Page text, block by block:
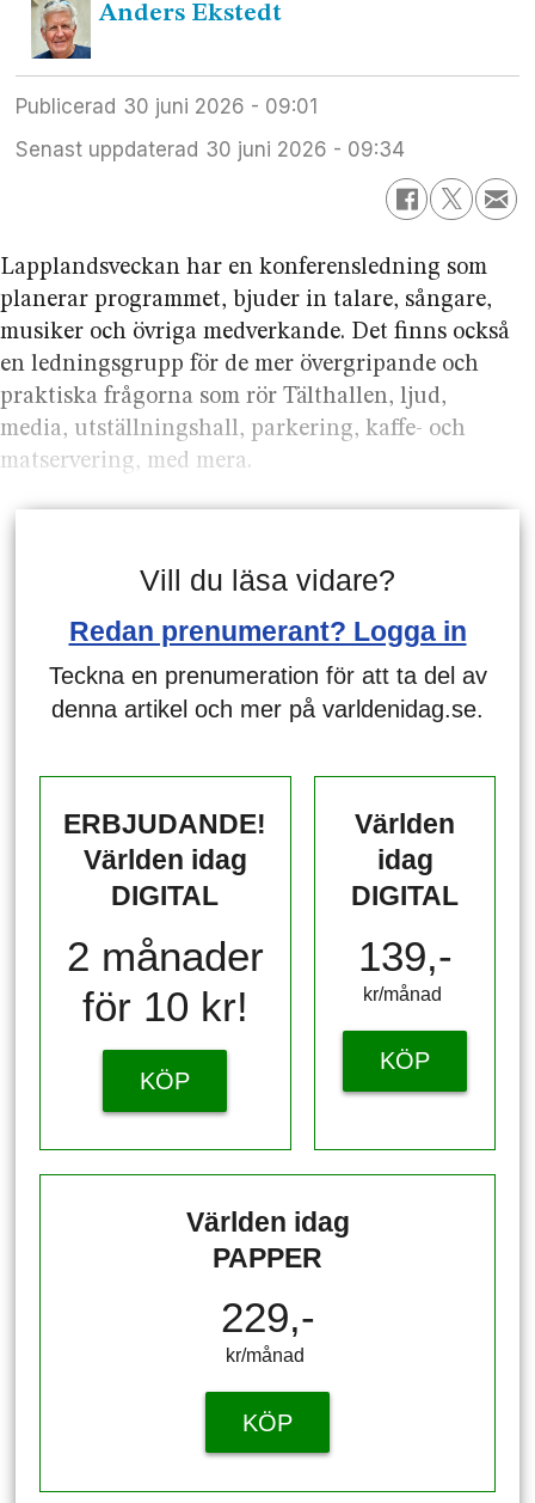
Anders Ekstedt
Publicerad
30 juni 2026 - 09:01
Senast uppdaterad
30 juni 2026 - 09:34
Lapplandsveckan har en konferens­ledning som
planerar programmet, bjuder in talare, sångare,
musiker och övriga medverkande. Det finns också
en lednings­grupp för de mer över­gripande och
praktiska frågorna som rör Tälthallen, ljud,
media, utställnings­hall, parkering, kaffe- och
mat­servering, med mera.
Vill du läsa vidare?
Redan prenumerant? Logga in
Teckna en prenumeration för att ta del av
denna artikel och mer på varldenidag.se.
ERBJUDANDE!
Världen idag
DIGITAL
2 månader
för 10 kr!
KÖP
Världen
idag
DIGITAL
139,-
kr/månad ​​​​​​
KÖP
Världen idag
PAPPER
229,-
kr/månad ​​​​​​
KÖP